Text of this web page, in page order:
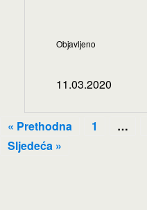
Objavljeno
11.03.2020
« Prethodna 1 …
Sljedeća »